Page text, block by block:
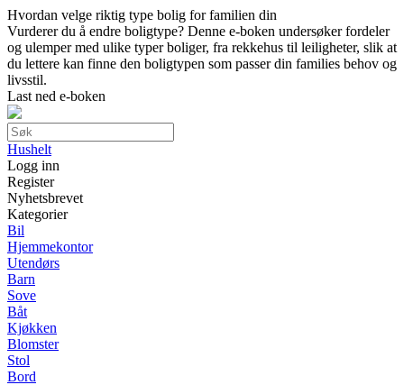
Hvordan velge riktig type bolig for familien din
Vurderer du å endre boligtype? Denne e-boken undersøker fordeler
og ulemper med ulike typer boliger, fra rekkehus til leiligheter, slik at
du lettere kan finne den boligtypen som passer din families behov og
livsstil.
Last ned e-boken
Hushelt
Logg inn
Register
Nyhetsbrevet
Kategorier
Bil
Hjemmekontor
Utendørs
Barn
Sove
Båt
Kjøkken
Blomster
Stol
Bord